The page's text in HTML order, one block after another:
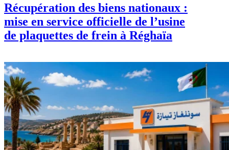
Récupération des biens nationaux :
mise en service officielle de l’usine
de plaquettes de frein à Réghaïa